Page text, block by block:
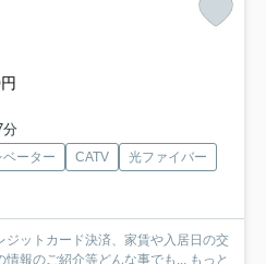
分
ベーター CATV
光ファイバー
ジットカード決済、家賃や入居日の交
報のご紹介等どんな事でも...
もっと